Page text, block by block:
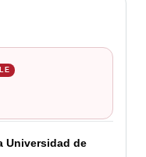
Universidad de